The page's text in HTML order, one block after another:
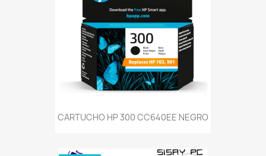
CARTUCHO HP 300 CC640EE NEGRO